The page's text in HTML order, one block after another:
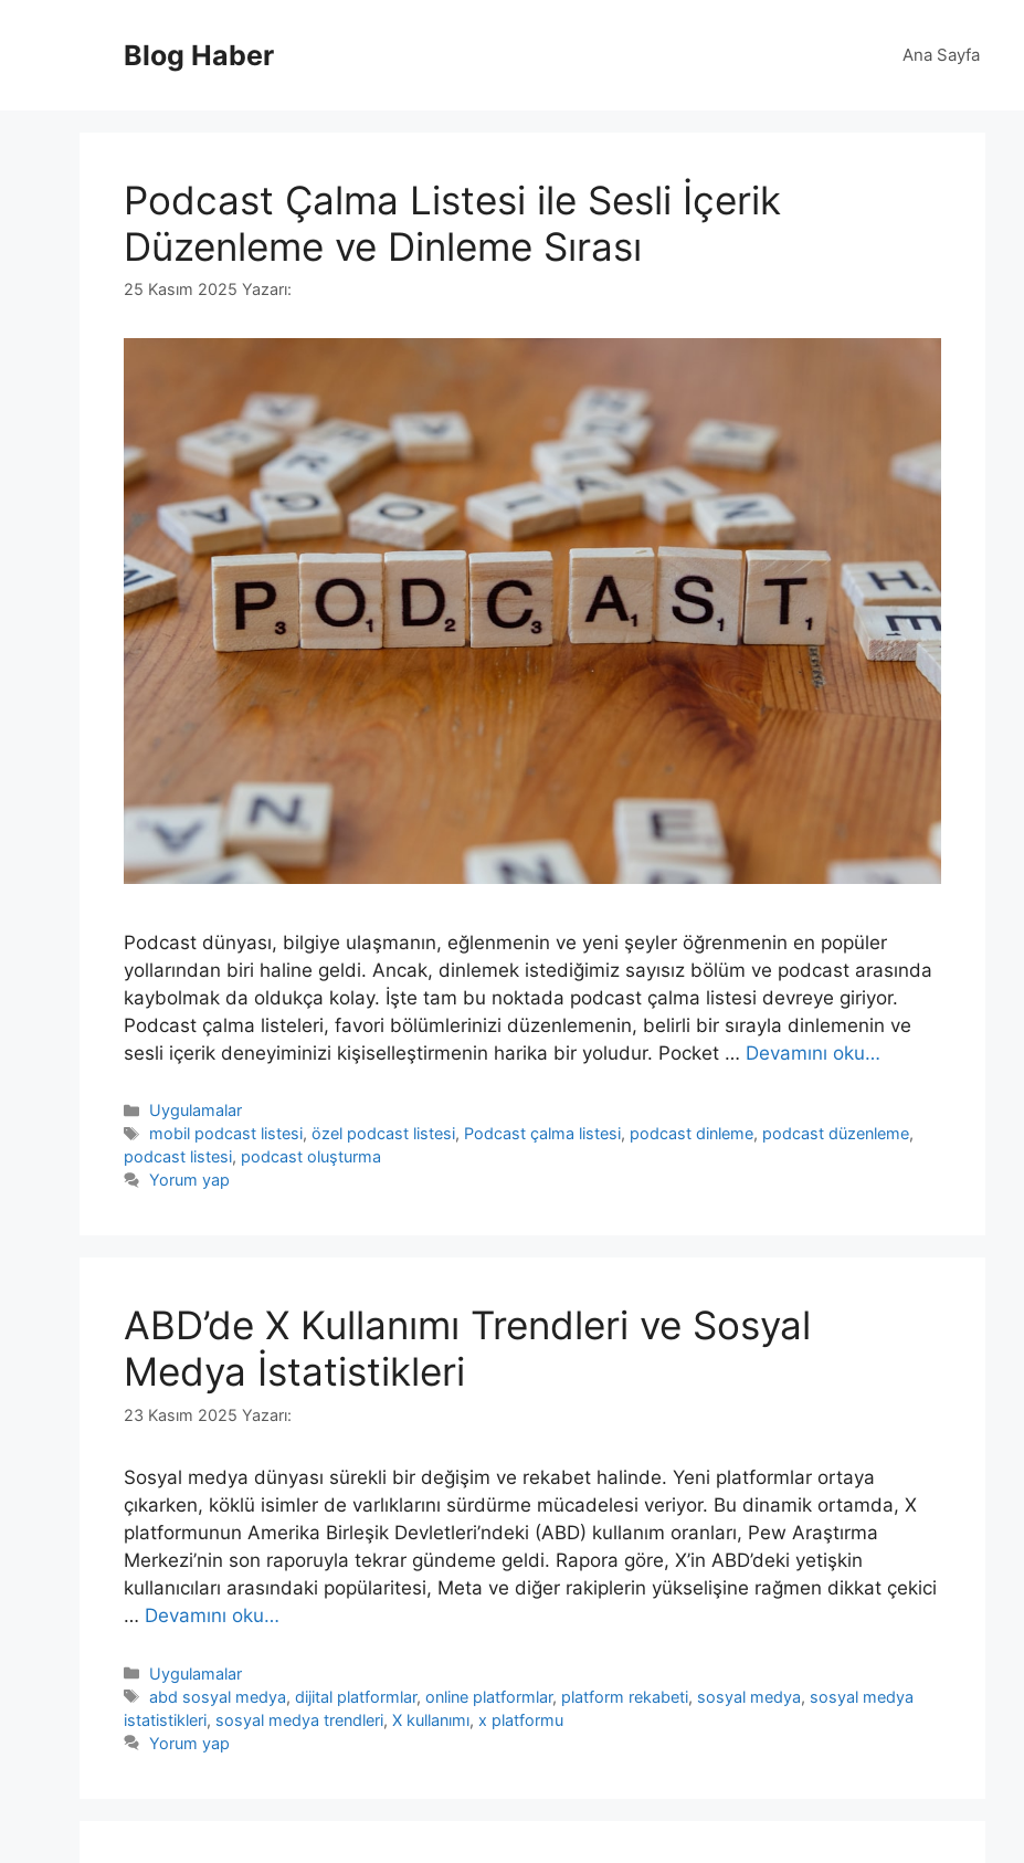
Blog Haber Ana Sayfa
Podcast Çalma Listesi ile Sesli İçerik
Düzenleme ve Dinleme Sırası
25 Kasım 2025 Yazarı:
Podcast dünyası, bilgiye ulaşmanın, eğlenmenin ve yeni şeyler öğrenmenin en popüler
yollarından biri haline geldi. Ancak, dinlemek istediğimiz sayısız bölüm ve podcast arasında
kaybolmak da oldukça kolay. İşte tam bu noktada podcast çalma listesi devreye giriyor.
Podcast çalma listeleri, favori bölümlerinizi düzenlemenin, belirli bir sırayla dinlemenin ve
sesli içerik deneyiminizi kişiselleştirmenin harika bir yoludur. Pocket … Devamını oku…
Kategoriler
Uygulamalar
Etiketler
mobil podcast listesi,özel podcast listesi, Podcast çalma listesi, podcast dinleme, podcast düzenleme,
podcast listesi, podcast oluşturma
Yorum yap
ABD’de X Kullanımı Trendleri ve Sosyal
Medya İstatistikleri
23 Kasım 2025 Yazarı:
Sosyal medya dünyası sürekli bir değişim ve rekabet halinde. Yeni platformlar ortaya
çıkarken, köklü isimler de varlıklarını sürdürme mücadelesi veriyor. Bu dinamik ortamda, X
platformunun Amerika Birleşik Devletleri’ndeki (ABD) kullanım oranları, Pew Araştırma
Merkezi’nin son raporuyla tekrar gündeme geldi. Rapora göre, X’in ABD’deki yetişkin
kullanıcıları arasındaki popülaritesi, Meta ve diğer rakiplerin yükselişine rağmen dikkat çekici
… Devamını oku…
Kategoriler
Uygulamalar
Etiketler
abd sosyal medya,dijital platformlar,online platformlar, platform rekabeti, sosyal medya, sosyal medya
istatistikleri, sosyal medya trendleri, X kullanımı, x platformu
Yorum yap